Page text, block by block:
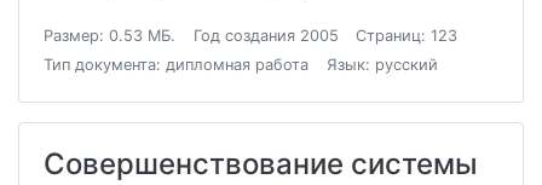
Размер: 0.53 МБ. Год создания 2005
Страниц: 123
Тип документа: дипломная работа
Язык: русский
Совершенствование системы